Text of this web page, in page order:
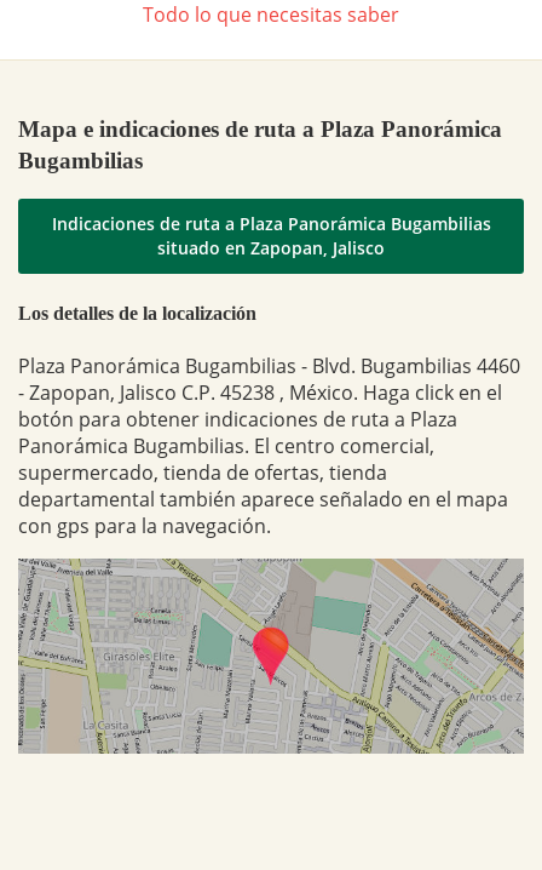
Todo lo que necesitas saber
Mapa e indicaciones de ruta a Plaza Panorámica
Bugambilias
Indicaciones de ruta a Plaza Panorámica Bugambilias
situado en Zapopan, Jalisco
Los detalles de la localización
Plaza Panorámica Bugambilias - Blvd. Bugambilias 4460
- Zapopan, Jalisco C.P. 45238 , México. Haga click en el
botón para obtener indicaciones de ruta a Plaza
Panorámica Bugambilias. El centro comercial,
supermercado, tienda de ofertas, tienda
departamental también aparece señalado en el mapa
con gps para la navegación.